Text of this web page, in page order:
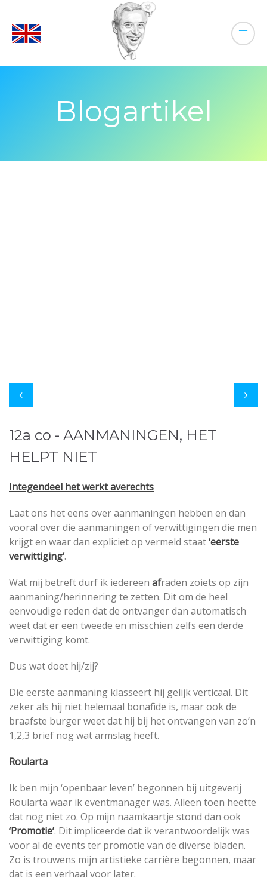
Blogartikel
12a co - AANMANINGEN, HET
HELPT NIET
Integendeel het werkt averechts
Laat ons het eens over aanmaningen hebben en dan
vooral over die aanmaningen of verwittigingen die men
krijgt en waar dan expliciet op vermeld staat‘eerste
verwittiging’.
Wat mij betreft durf ik iedereen afraden zoiets op zijn
aanmaning/herinnering te zetten. Dit om de heel
eenvoudige reden dat de ontvanger dan automatisch
weet dat er een tweede en misschien zelfs een derde
verwittiging komt.
Dus wat doet hij/zij?
Die eerste aanmaning klasseert hij gelijk verticaal. Dit
zeker als hij niet helemaal bonafide is, maar ook de
braafste burger weet dat hij bij het ontvangen van zo’n
1,2,3 brief nog wat armslag heeft.
Roularta
Ik ben mijn ‘openbaar leven’ begonnen bij uitgeverij
Roularta waar ik eventmanager was. Alleen toen heette
dat nog niet zo. Op mijn naamkaartje stond dan ook
‘Promotie’. Dit impliceerde dat ik verantwoordelijk was
voor al de events ter promotie van de diverse bladen.
Zo is trouwens mijn artistieke carrière begonnen, maar
dat is een verhaal voor later.